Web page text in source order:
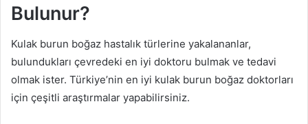
Bulunur?
Kulak burun boğaz hastalık türlerine yakalananlar,
bulundukları çevredeki en iyi doktoru bulmak ve tedavi
olmak ister. Türkiye’nin en iyi kulak burun boğaz doktorları
için çeşitli araştırmalar yapabilirsiniz.